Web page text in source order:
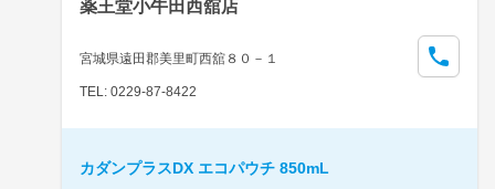
薬王堂小牛田西舘店
宮城県遠田郡美里町西舘８０－１
TEL: 0229-87-8422
カダンプラスDX エコパウチ 850mL